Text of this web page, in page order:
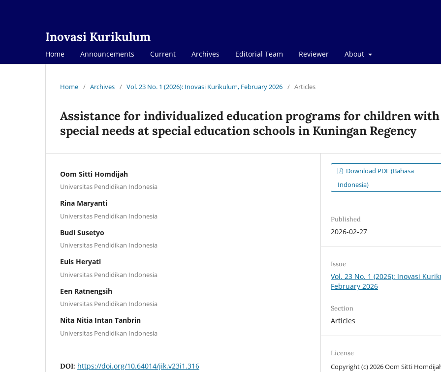
Inovasi Kurikulum
Home Announcements Current Archives Editorial Team Reviewer About
Home / Archives / Vol. 23 No. 1 (2026): Inovasi Kurikulum, February 2026 / Articles
Assistance for individualized education programs for children with
special needs at special education schools in Kuningan Regency
Oom Sitti Homdijah
Universitas Pendidikan Indonesia
Rina Maryanti
Universitas Pendidikan Indonesia
Budi Susetyo
Universitas Pendidikan Indonesia
Euis Heryati
Universitas Pendidikan Indonesia
Een Ratnengsih
Universitas Pendidikan Indonesia
Nita Nitia Intan Tanbrin
Universitas Pendidikan Indonesia
DOI: https://doi.org/10.64014/jik.v23i1.316
Download PDF (Bahasa
Indonesia)
Published
2026-02-27
Issue
Vol. 23 No. 1 (2026): Inovasi
February 2026
Section
Articles
License
Copyright (c) 2026 Oom Sitti